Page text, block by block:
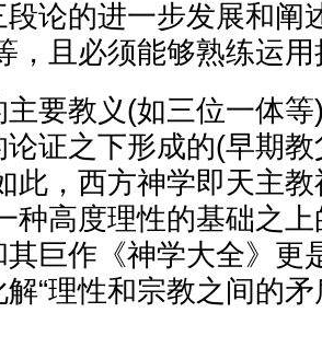
段论的进一步发展和阐
，且必须能够熟练运
教义(如三位一体等)
证之下形成的(早期
此，西方神学即天主
种高度理性的基础之
巨作《神学大全》更
“理性和宗教之间的